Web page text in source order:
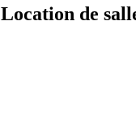
Location de